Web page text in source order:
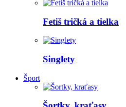
Fetiš tričká a tielka
Singlety
Šport